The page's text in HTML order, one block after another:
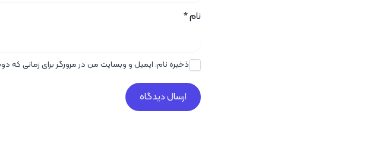
نام*
ذخیره نام، ایمیل و وبسایت من در مرورگر برای زمانی که